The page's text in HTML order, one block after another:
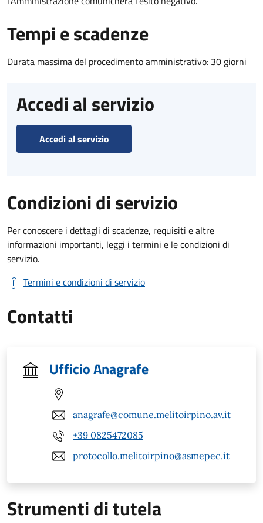
Tempi e scadenze
Durata massima del procedimento amministrativo: 30 giorni
Accedi al servizio
Accedi al servizio
Condizioni di servizio
Per conoscere i dettagli di scadenze, requisiti e altre
informazioni importanti, leggi i termini e le condizioni di
servizio.
Termini e condizioni di servizio
Contatti
Ufficio Anagrafe
anagrafe@comune.melitoirpino.av.it
+39 0825472085
protocollo.melitoirpino@asmepec.it
Strumenti di tutela